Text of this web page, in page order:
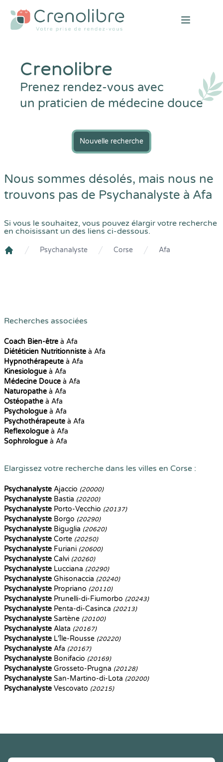
Open
Crenolibre
Prenez rendez-vous avec
un praticien de médecine douce
Nouvelle recherche
Nous sommes désolés, mais nous ne
trouvons pas de Psychanalyste à Afa
Si vous le souhaitez, vous pouvez élargir votre recherche
en choisissant un des liens ci-dessous.
Psychanalyste Corse Afa
Recherches associées
Coach Bien-être à Afa
Diététicien Nutritionniste à Afa
Hypnothérapeute à Afa
Kinesiologue à Afa
Médecine Douce à Afa
Naturopathe à Afa
Ostéopathe à Afa
Psychologue à Afa
Psychothérapeute à Afa
Reflexologue à Afa
Sophrologue à Afa
Elargissez votre recherche dans les villes en Corse :
Psychanalyste Ajaccio (20000)
Psychanalyste Bastia (20200)
Psychanalyste Porto-Vecchio (20137)
Psychanalyste Borgo (20290)
Psychanalyste Biguglia (20620)
Psychanalyste Corte (20250)
Psychanalyste Furiani (20600)
Psychanalyste Calvi (20260)
Psychanalyste Lucciana (20290)
Psychanalyste Ghisonaccia (20240)
Psychanalyste Propriano (20110)
Psychanalyste Prunelli-di-Fiumorbo (20243)
Psychanalyste Penta-di-Casinca (20213)
Psychanalyste Sartène (20100)
Psychanalyste Alata (20167)
Psychanalyste L'Île-Rousse (20220)
Psychanalyste Afa (20167)
Psychanalyste Bonifacio (20169)
Psychanalyste Grosseto-Prugna (20128)
Psychanalyste San-Martino-di-Lota (20200)
Psychanalyste Vescovato (20215)